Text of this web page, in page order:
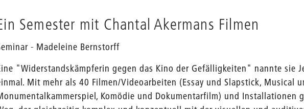
Semester mit Chantal Akermans Filmen
- Madeleine Bernstorff
"Widerstandskämpferin gegen das Kino der Gefälligkeiten" nannte sie
Mit mehr als 40 Filmen/Videoarbeiten (Essay und Slapstick, Musical
Komödie und Dokumentarfilm) und Installationen